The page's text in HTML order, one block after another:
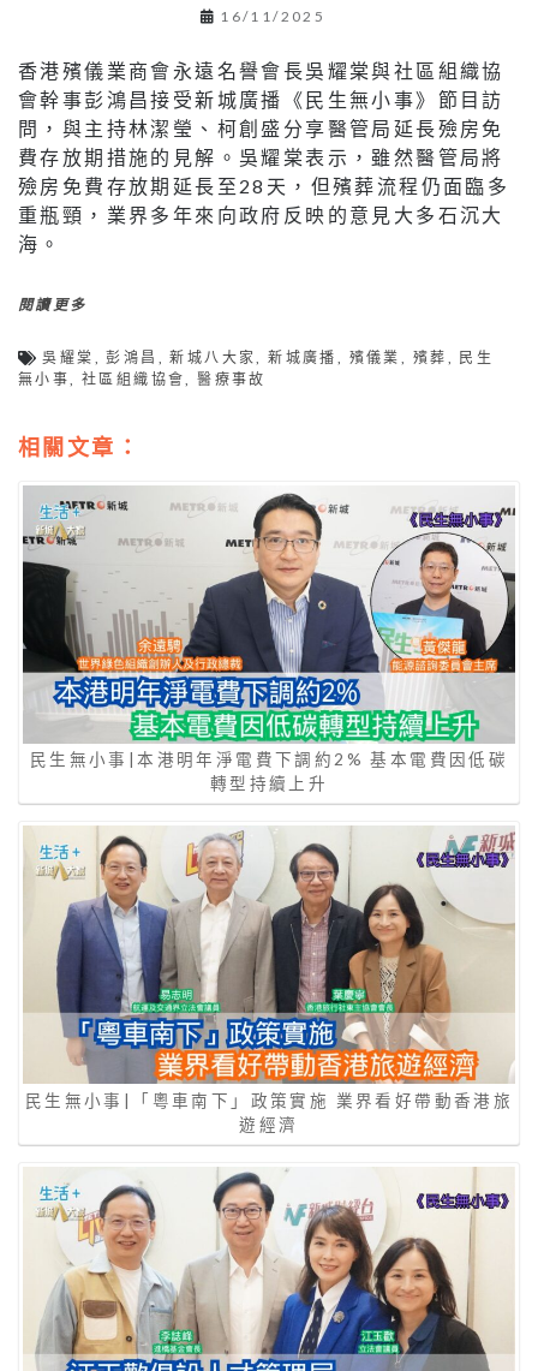
16/11/2025
香港殯儀業商會永遠名譽會長吳耀棠與社區組織協
會幹事彭鴻昌接受新城廣播《民生無小事》節目訪
問，與主持林潔瑩、柯創盛分享醫管局延長殮房免
費存放期措施的見解。吳耀棠表示，雖然醫管局將
殮房免費存放期延長至28天，但殯葬流程仍面臨多
重瓶頸，業界多年來向政府反映的意見大多石沉大
海。
閱讀更多
吳耀棠 ,彭鴻昌 ,新城八大家 ,新城廣播 殯儀業 殯葬
民生
無小事
,社區組織協會 ,醫療事故
相關文章：
民生無小事|本港明年淨電費下調約2% 基本電費因低碳
轉型持續上升
民生無小事|「粵車南下」政策實施 業界看好帶動香港旅
遊經濟